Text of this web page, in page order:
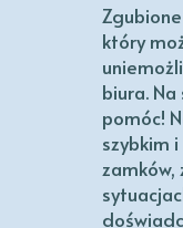
który
biura.
pomóc!
szybkim
zamków,